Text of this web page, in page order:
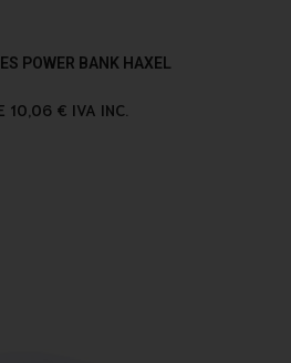
POWER BANK HAXEL
10,06 € IVA INC.